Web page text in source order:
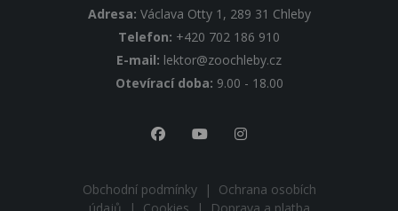
Adresa: Václava Otty 1, 289 31 Chleby
Telefon: +420 702 186 910
E-mail: lektor@zoochleby.cz
Otevírací doba: 9.00 - 18.00
Obchodní podmínky |
Ochrana osobích